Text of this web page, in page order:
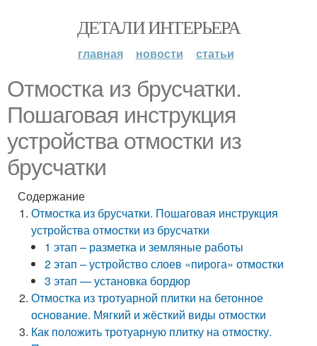
ДЕТАЛИ ИНТЕРЬЕРА
главная новости статьи
Отмостка из брусчатки.
Пошаговая инструкция
устройства отмостки из
брусчатки
Содержание
Отмостка из брусчатки. Пошаговая инструкция
устройства отмостки из брусчатки
1 этап – разметка и земляные работы
2 этап – устройство слоев «пирога» отмостки
3 этап — установка бордюр
Отмостка из тротуарной плитки на бетонное
основание. Мягкий и жёсткий виды отмостки
Как положить тротуарную плитку на отмостку.